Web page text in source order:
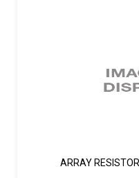
ARRAY